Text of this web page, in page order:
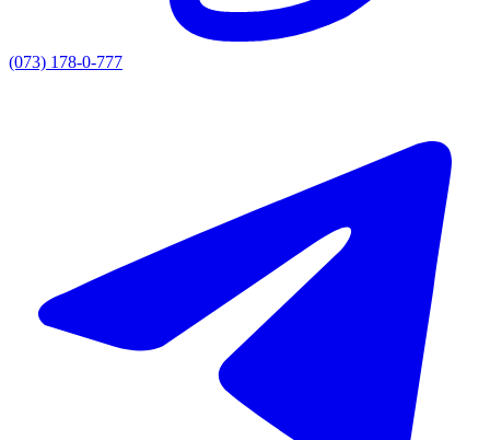
(073) 178-0-777